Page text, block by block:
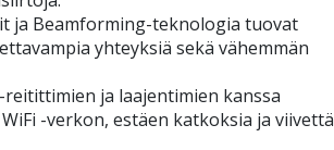
ja Beamforming-teknologia tuovat
yhteyksiä sekä vähemmän
reitittimien ja laajentimien kanssa
-verkon, estäen katkoksia ja viivettä